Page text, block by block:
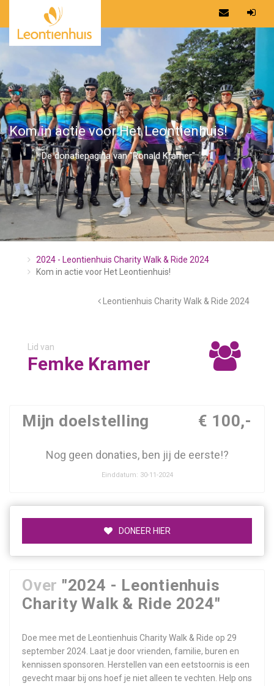
Kom in actie voor Het Leontienhuis!
De donatiepagina van "Ronald Kramer"
2024 - Leontienhuis Charity Walk & Ride 2024
Kom in actie voor Het Leontienhuis!
Leontienhuis Charity Walk & Ride 2024
Lid van
Femke Kramer
Mijn doelstelling € 100,-
Nog geen donaties, ben jij de eerste!?
Einddatum: 30-11-2024
DONEER HIER
Over "2024 - Leontienhuis
Charity Walk & Ride 2024"
Doe mee met de Leontienhuis Charity Walk & Ride op 29
september 2024. Laat je door vrienden, familie, buren en
kennissen sponsoren. Herstellen van een eetstoornis is een
gevecht maar bij ons hoef je niet alleen te vechten. Help ons